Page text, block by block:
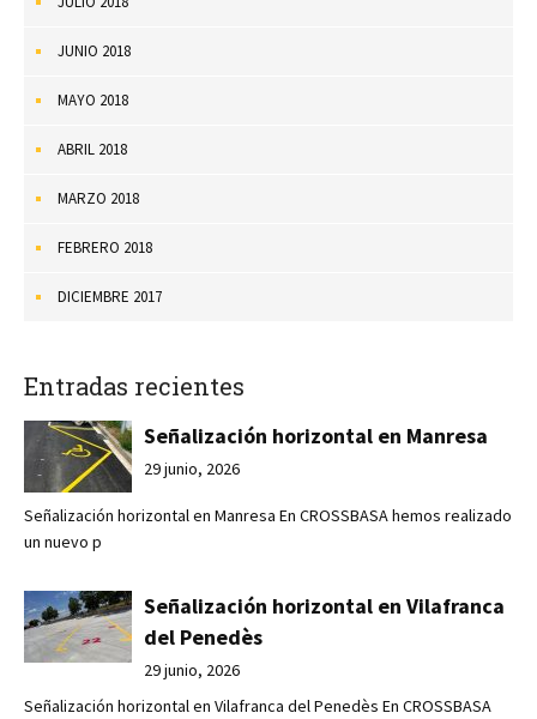
JUNIO 2018
MAYO 2018
ABRIL 2018
MARZO 2018
FEBRERO 2018
DICIEMBRE 2017
Entradas recientes
Señalización horizontal en Manresa
29 junio, 2026
Señalización horizontal en Manresa En CROSSBASA hemos realizado
un nuevo p
Señalización horizontal en Vilafranca
del Penedès
29 junio, 2026
Señalización horizontal en Vilafranca del Penedès En CROSSBASA